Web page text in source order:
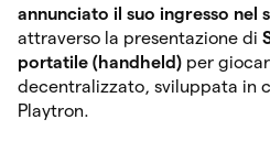
annunciato il suo ingresso
attraverso la presentazione di
portatile (handheld) per
decentralizzato, sviluppata in
Playtron.